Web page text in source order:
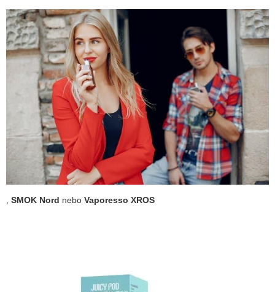
SMOK Nord nebo Vaporesso XROS